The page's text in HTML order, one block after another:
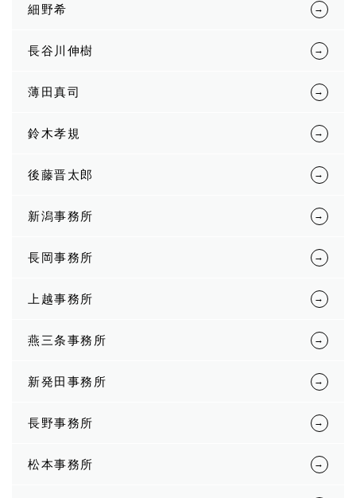
細野希
長谷川伸樹
薄田真司
鈴木孝規
後藤晋太郎
新潟事務所
長岡事務所
上越事務所
燕三条事務所
新発田事務所
長野事務所
松本事務所